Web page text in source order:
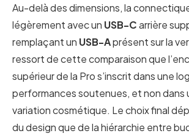
Au-delà des dimensions, la
légèrement avec un USB-Carrière
remplaçant un USB-Aprésent sur la
ressort de cette comparaison que
supérieur de la Pro s’inscrit dans une
performances soutenues, et non dans
variation cosmétique. Le choix final
du design que de la hiérarchie entre